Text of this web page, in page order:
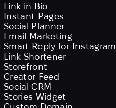
Link in Bio
Instant Pages
Social Planner
Email Marketing
Smart Reply for Instagram
Link Shortener
Storefront
Creator Feed
Social CRM
Stories Widget